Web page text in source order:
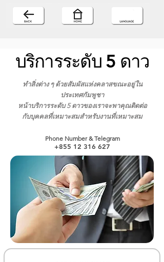
บริการระดับ 5 ดาว
ทำสิ่งต่าง ๆ ด้วยสัมผัสแห่งคลาสขณะอยู่ใน
ประเทศกัมพูชา
หน้าบริการระดับ 5 ดาวของเราจะพาคุณติดต่อ
กับบุคคลที่เหมาะสมสำหรับงานที่เหมาะสม
Phone Number & Telegram
+855 12 316 627